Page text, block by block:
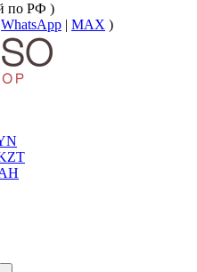
по РФ )
WhatsApp | MAX )